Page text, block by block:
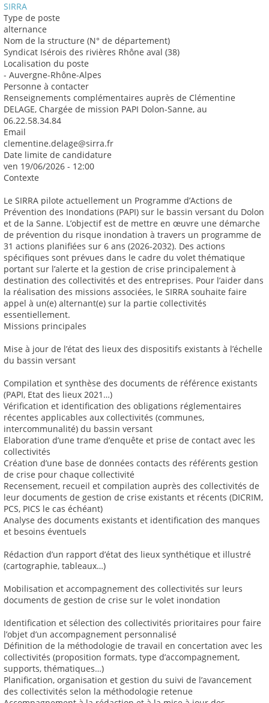
SIRRA
Type de poste
alternance
Nom de la structure (N° de département)
Syndicat Isérois des rivières Rhône aval (38)
Localisation du poste
- Auvergne-Rhône-Alpes
Personne à contacter
Renseignements complémentaires auprès de Clémentine
DELAGE, Chargée de mission PAPI Dolon-Sanne, au
06.22.58.34.84
Email
clementine.delage@sirra.fr
Date limite de candidature
ven 19/06/2026 - 12:00
Contexte
Le SIRRA pilote actuellement un Programme d’Actions de
Prévention des Inondations (PAPI) sur le bassin versant du Dolon
et de la Sanne. L’objectif est de mettre en œuvre une démarche
de prévention du risque inondation à travers un programme de
31 actions planifiées sur 6 ans (2026-2032). Des actions
spécifiques sont prévues dans le cadre du volet thématique
portant sur l’alerte et la gestion de crise principalement à
destination des collectivités et des entreprises. Pour l’aider dans
la réalisation des missions associées, le SIRRA souhaite faire
appel à un(e) alternant(e) sur la partie collectivités
essentiellement.
Missions principales
Mise à jour de l’état des lieux des dispositifs existants à l’échelle
du bassin versant
Compilation et synthèse des documents de référence existants
(PAPI, Etat des lieux 2021…)
Vérification et identification des obligations réglementaires
récentes applicables aux collectivités (communes,
intercommunalité) du bassin versant
Elaboration d’une trame d’enquête et prise de contact avec les
collectivités
Création d’une base de données contacts des référents gestion
de crise pour chaque collectivité
Recensement, recueil et compilation auprès des collectivités de
leur documents de gestion de crise existants et récents (DICRIM,
PCS, PICS le cas échéant)
Analyse des documents existants et identification des manques
et besoins éventuels
Rédaction d’un rapport d’état des lieux synthétique et illustré
(cartographie, tableaux…)
Mobilisation et accompagnement des collectivités sur leurs
documents de gestion de crise sur le volet inondation
Identification et sélection des collectivités prioritaires pour faire
l’objet d’un accompagnement personnalisé
Définition de la méthodologie de travail en concertation avec les
collectivités (proposition formats, type d’accompagnement,
supports, thématiques…)
Planification, organisation et gestion du suivi de l’avancement
des collectivités selon la méthodologie retenue